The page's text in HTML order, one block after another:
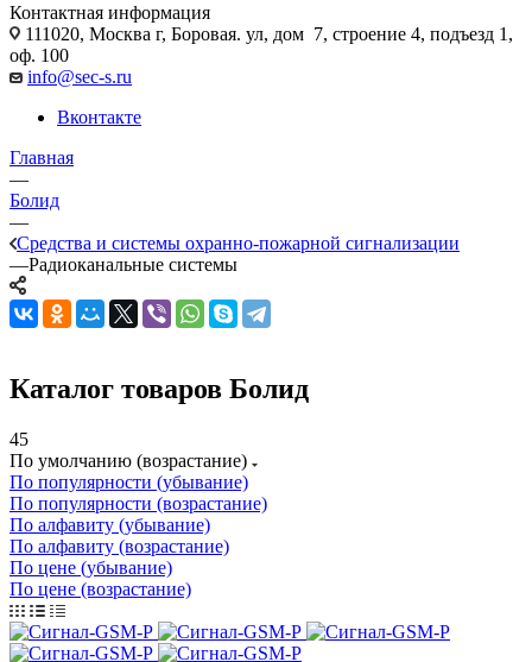
Контактная информация
111020, Москва г, Боровая. ул, дом 7, строение 4, подъезд 1,
оф. 100
info@sec-s.ru
Вконтакте
Главная
—
Болид
—
Средства и системы охранно-пожарной сигнализации
—Радиоканальные системы
Каталог товаров Болид
45
По умолчанию (возрастание)
По популярности (убывание)
По популярности (возрастание)
По алфавиту (убывание)
По алфавиту (возрастание)
По цене (убывание)
По цене (возрастание)